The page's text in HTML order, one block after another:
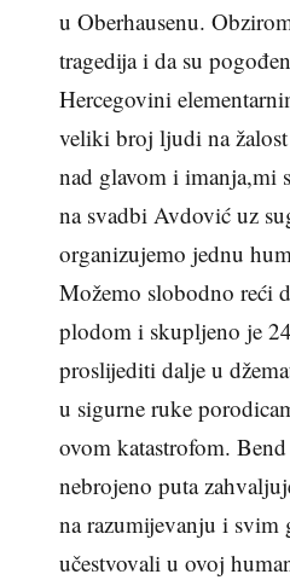
u Oberhausenu.
tragedija i da su
Hercegovini
veliki broj ljudi na
nad glavom i imanja,mi
na svadbi Avdović uz
organizujemo jednu
Možemo slobodno reći
plodom i skupljeno je
proslijediti dalje u
u sigurne ruke
ovom katastrofom.
nebrojeno puta
na razumijevanju i svim
učestvovali u ovoj